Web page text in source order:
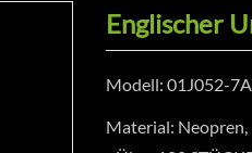
Englischer
Modell: 01J052-7A
Material: Neopren,